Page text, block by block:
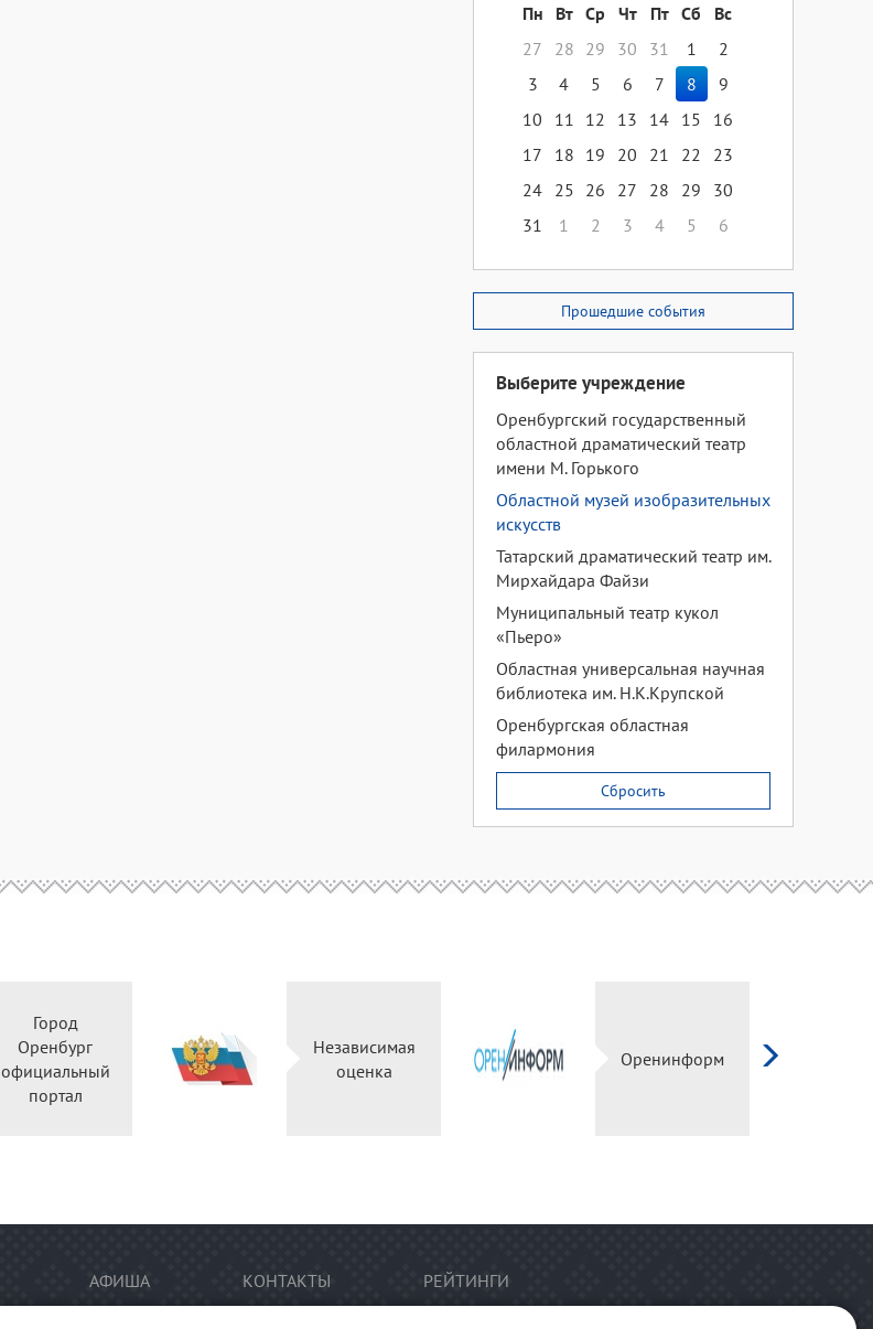
Пн
Вт Ср Чт Пт Сб
Вс
27
28 29 30 31 1
2
3
4 5 6 7 8
9
10
11 12 13 14 15
16
17
18 19 20 21 22
23
24 25 26 27 28 29
30
31
1 2 3 4 5 6
Прошедшие события
Выберите учреждение
Оренбургский государственный
областной драматический театр
имени М. Горького
Областной музей изобразительных
искусств
Татарский драматический театр им.
Мирхайдара Файзи
Муниципальный театр кукол
«Пьеро»
Областная универсальная научная
библиотека им. Н.К.Крупской
Оренбургская областная
филармония
Сбросить
Город
Оренбург
официальный
портал
Независимая
оценка
Оренинформ
АФИША КОНТАКТЫ РЕЙТИНГИ